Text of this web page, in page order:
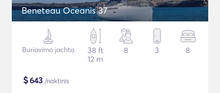
Beneteau Oceanis 37
Buriavimo jachta
38 ft
12 m
8 3 8
$643 /naktinis